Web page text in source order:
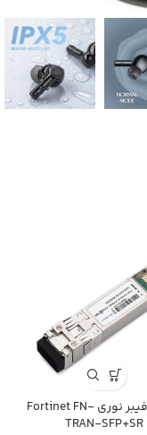
ماژول فیبر نوری Fortinet FN-
TRAN-SFP+SR